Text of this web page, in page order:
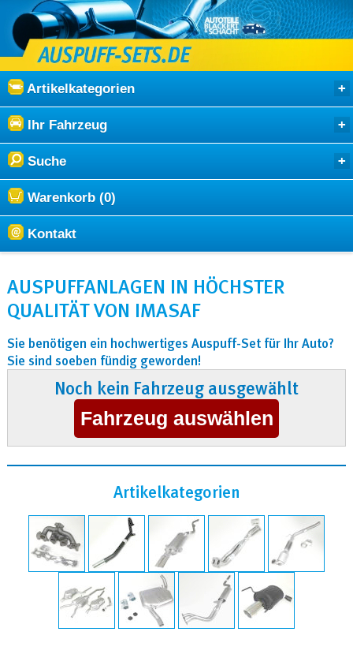
Artikelkategorien
Ihr Fahrzeug
Suche
Warenkorb (0)
Kontakt
AUSPUFFANLAGEN IN HÖCHSTER
QUALITÄT VON IMASAF
Sie benötigen ein hochwertiges Auspuff-Set für Ihr Auto?
Sie sind soeben fündig geworden!
Noch kein Fahrzeug ausgewählt
Artikelkategorien